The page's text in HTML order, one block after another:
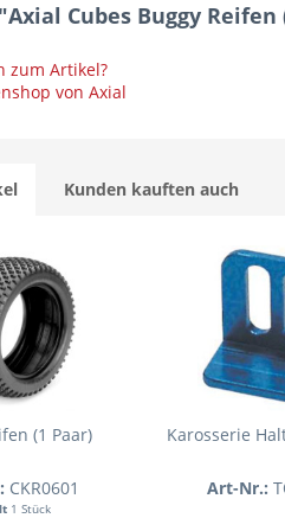
Cubes Buggy Reifen
zum Artikel?
von Axial
Kunden kauften auch
(1 Paar)
CKR0601
1 Stück
Karosserie
Art-Nr.: